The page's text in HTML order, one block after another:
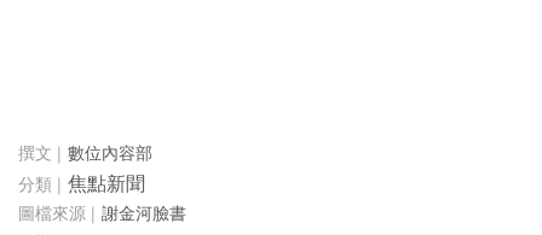
數位內容部
焦點新聞
謝金河臉書